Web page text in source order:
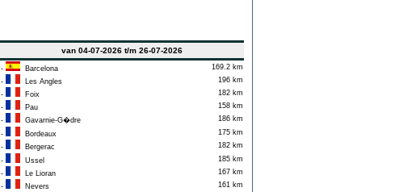
van 04-07-2026 t/m 26-07-2026
- Barcelona
169.2 km
- Les Angles
196 km
- Foix
182 km
- Pau
158 km
- Gavarnie-G�dre
186 km
- Bordeaux
175 km
- Bergerac
182 km
- Ussel
185 km
- Le Lioran
167 km
- Nevers
161 km